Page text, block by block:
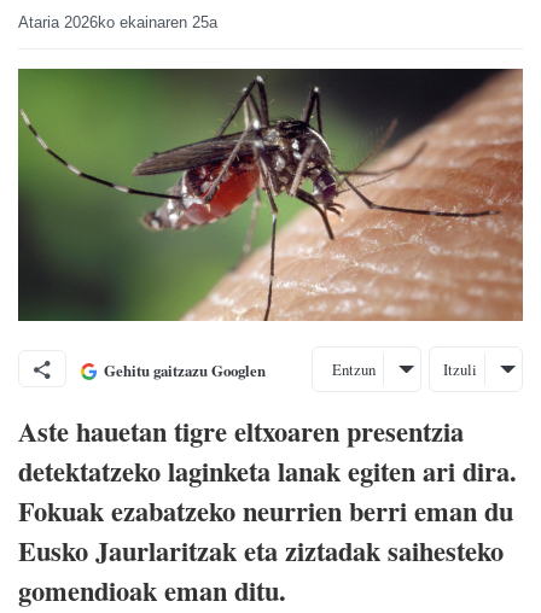
Ataria 2026ko ekainaren 25a
Gehitu gaitzazu Googlen Entzun Itzuli
Aste hauetan tigre eltxoaren presentzia
detektatzeko laginketa lanak egiten ari dira.
Fokuak ezabatzeko neurrien berri eman du
Eusko Jaurlaritzak eta ziztadak saihesteko
gomendioak eman ditu.